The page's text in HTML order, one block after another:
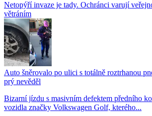
Netopýří invaze je tady. Ochránci varují
větráním
Auto šněrovalo po ulici s totálně roztrhanou
prý nevěděl
Bizarní jízdu s masivním defektem předního
vozidla značky Volkswagen Golf, kterého...